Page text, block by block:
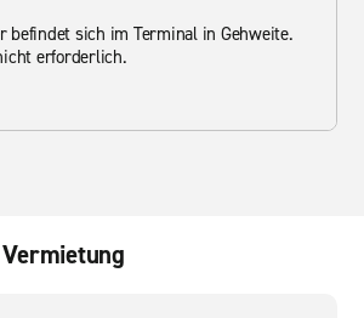
befindet sich im Terminal in Gehweite.
erforderlich.